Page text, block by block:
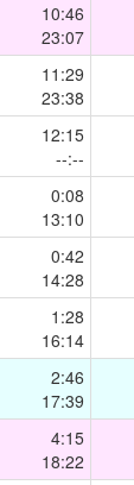
10:46
23:07
11:29
23:38
12:15
--:--
0:08
13:10
0:42
14:28
1:28
16:14
2:46
17:39
4:15
18:22